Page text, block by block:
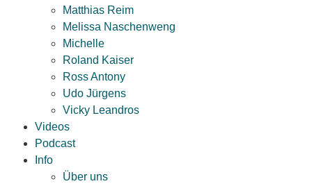
Matthias Reim
Melissa Naschenweng
Michelle
Roland Kaiser
Ross Antony
Udo Jürgens
Vicky Leandros
Videos
Podcast
Info
Über uns